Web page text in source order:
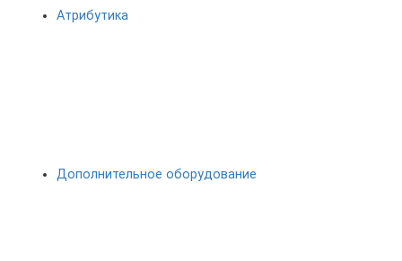
Атрибутика
Дополнительное оборудование